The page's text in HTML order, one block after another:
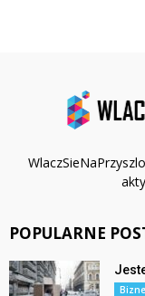
POPULARNE